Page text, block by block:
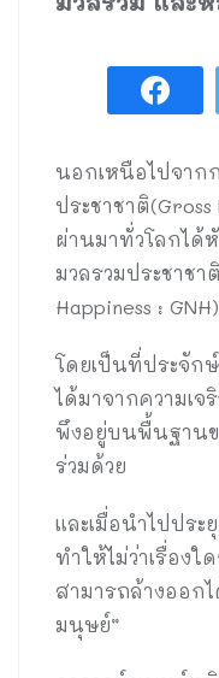
นอกเหนือไปจาก
ประชาชาติ
ผ่านมาทั่วโลกได้
มวลรวมประชาชา
Happiness :
โดยเป็นที่ประจัก
ได้มาจากความเจ
พึงอยู่บนพื้นฐานข
ร่วมด้วย
และเมื่อนำไปปร
ทำให้ไม่ว่าเรื่องใ
สามารถล้างออก
มนุษย์”